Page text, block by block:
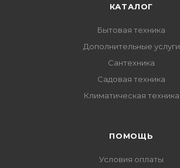
КАТАЛОГ
Бытовая техника
Дополнительные услуги
Сантехника
Садовая техника
Климатическая техника
ПОМОЩЬ
Условия оплаты